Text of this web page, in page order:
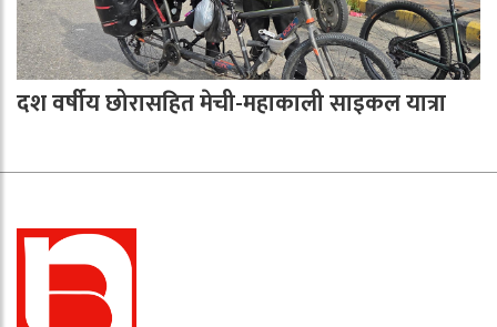
दश वर्षीय छोरासहित मेची-महाकाली साइकल यात्रा